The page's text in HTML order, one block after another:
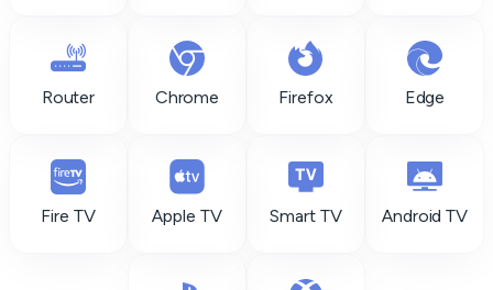
Router Chrome Firefox Edge
Fire TV Apple TV Smart TV Android TV